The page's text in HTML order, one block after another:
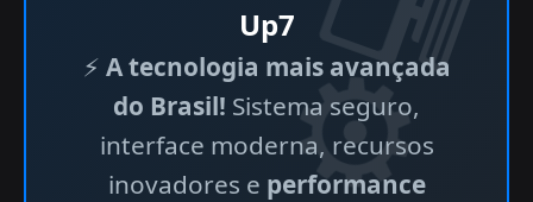
Up7
⚡ A tecnologia mais avançada
do Brasil! Sistema seguro,
interface moderna, recursos
inovadores e performance